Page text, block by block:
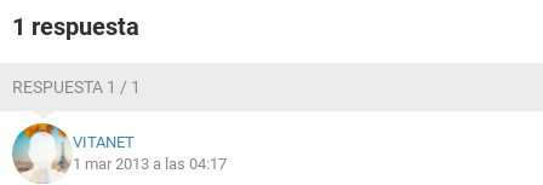
1 respuesta
RESPUESTA 1 / 1
VITANET
1 mar 2013 a las 04:17